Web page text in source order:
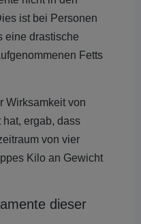
ist bei Personen
eine drastische
Fetts
Wirksamkeit von
ergab, dass
von vier
Kilo an Gewicht
dieser